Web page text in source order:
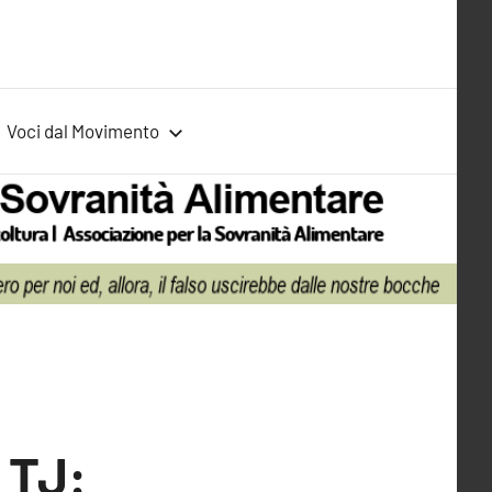
Voci dal Movimento